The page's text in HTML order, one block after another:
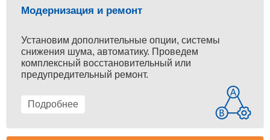
Модернизация и ремонт
Установим дополнительные опции, системы
снижения шума, автоматику. Проведем
комплексный восстановительный или
предупредительный ремонт.
Подробнее